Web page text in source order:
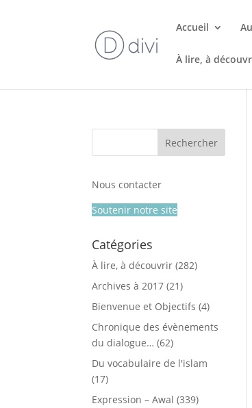
Accueil
À lire, à
Nous contacter
Soutenir notre site
Catégories
À lire, à découvrir (282)
Archives à 2017 (21)
Bienvenue et Objectifs (4)
Chronique des évènements
du dialogue… (62)
Du vocabulaire de l'islam
(17)
Expression – Awal (339)